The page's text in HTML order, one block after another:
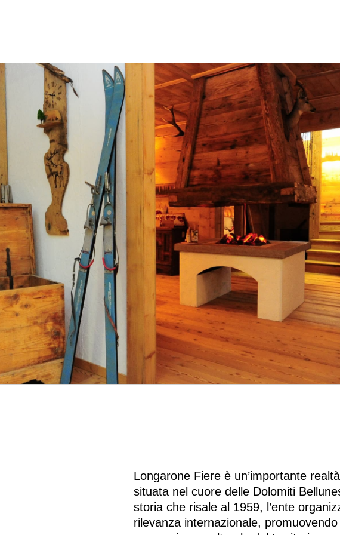
Longarone Fiere è un’importante
situata nel cuore delle Dolomiti
storia che risale al 1959, l’ente
rilevanza internazionale,